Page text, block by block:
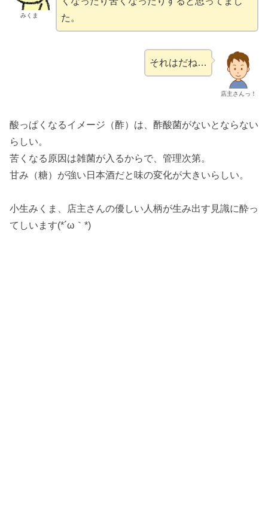
みくま
た。
店主さんっ！
それはだね…
酸っぱくなるイメージ（酢）は、酢酸菌がないとならない
らしい。
苦くなる原因は雑菌が入るからで、管理次第。
甘み（糖）が強い日本酒だと味の変化が大きいらしい。
小生みくま、店主さんの優しい人柄が生み出す見識に酔っ
てしいます(*´ω｀*)